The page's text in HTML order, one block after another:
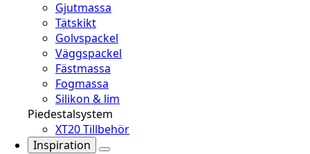
Gjutmassa
Tätskikt
Golvspackel
Väggspackel
Fästmassa
Fogmassa
Silikon & lim
Piedestalsystem
XT20 Tillbehör
Inspiration